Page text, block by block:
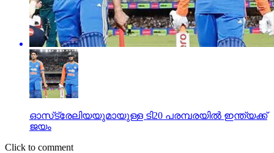
ഓസ്‌ട്രേലിയയുമായുള്ള ടി20 പരമ്പരയില്‍ ഇന്ത്യക്ക്
ജയം
Click to comment